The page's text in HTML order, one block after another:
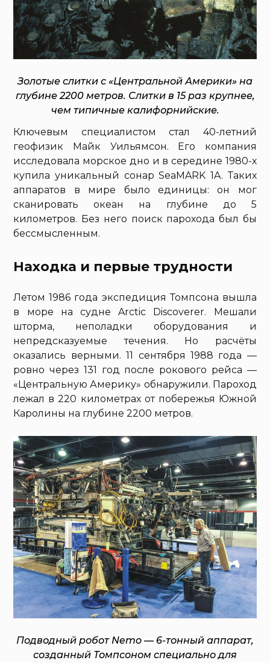
Золотые слитки с «Центральной Америки» на
глубине 2200 метров. Слитки в 15 раз крупнее,
чем типичные калифорнийские.
Ключевым специалистом стал 40-летний
геофизик Майк Уильямсон. Его компания
исследовала морское дно и в середине 1980-х
купила уникальный сонар SeaMARK 1A. Таких
аппаратов в мире было единицы: он мог
сканировать океан на глубине до 5
километров. Без него поиск парохода был бы
бессмысленным.
Находка и первые трудности
Летом 1986 года экспедиция Томпсона вышла
в море на судне Arctic Discoverer. Мешали
шторма, неполадки оборудования и
непредсказуемые течения. Но расчёты
оказались верными. 11 сентября 1988 года —
ровно через 131 год после рокового рейса —
«Центральную Америку» обнаружили. Пароход
лежал в 220 километрах от побережья Южной
Каролины на глубине 2200 метров.
Подводный робот Nemo — 6-тонный аппарат,
созданный Томпсоном специально для